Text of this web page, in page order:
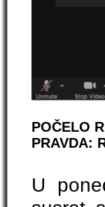
POČELO
PRAVDA:
U